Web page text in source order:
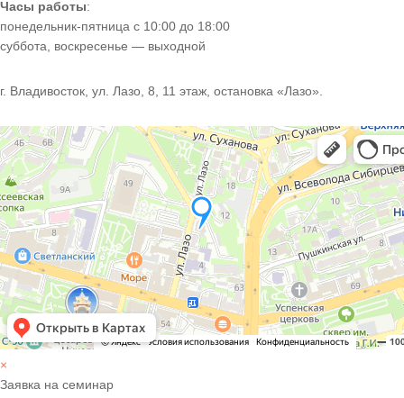
Часы работы:
понедельник-пятница с 10:00 до 18:00
суббота, воскресенье — выходной
г. Владивосток, ул. Лазо, 8, 11 этаж, остановка «Лазо».
×
Заявка на семинар